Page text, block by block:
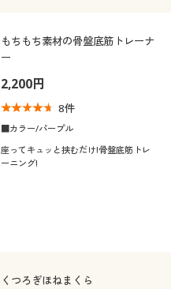
もちもち素材の骨盤底筋トレーナ
ー
2,200円
8件
■カラー/パープル
座ってキュッと挟むだけ!骨盤底筋トレ
ーニング!
くつろぎほねまくら